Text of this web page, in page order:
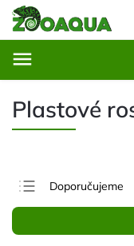
Plastové
Doporučujeme
Nejlevnější
Nejdražší